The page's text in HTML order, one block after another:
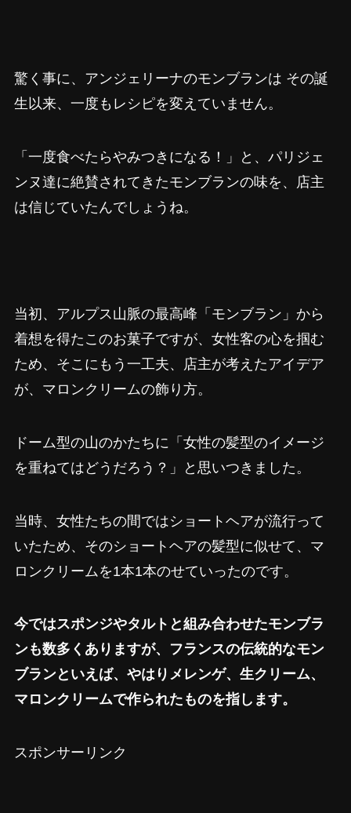
驚く事に、アンジェリーナのモンブランは その誕
生以来、一度もレシピを変えていません。
「一度食べたらやみつきになる！」と、パリジェ
ンヌ達に絶賛されてきたモンブランの味を、店主
は信じていたんでしょうね。
当初、アルプス山脈の最高峰「モンブラン」から
着想を得たこのお菓子ですが、女性客の心を掴む
ため、そこにもう一工夫、店主が考えたアイデア
が、マロンクリームの飾り方。
ドーム型の山のかたちに「女性の髪型のイメージ
を重ねてはどうだろう？」と思いつきました。
当時、女性たちの間ではショートヘアが流行って
いたため、そのショートヘアの髪型に似せて、マ
ロンクリームを1本1本のせていったのです。
今ではスポンジやタルトと組み合わせたモンブラ
ンも数多くありますが、フランスの伝統的なモン
ブランといえば、やはり メレンゲ、生クリーム、
マロンクリームで作られたものを指します。
スポンサーリンク